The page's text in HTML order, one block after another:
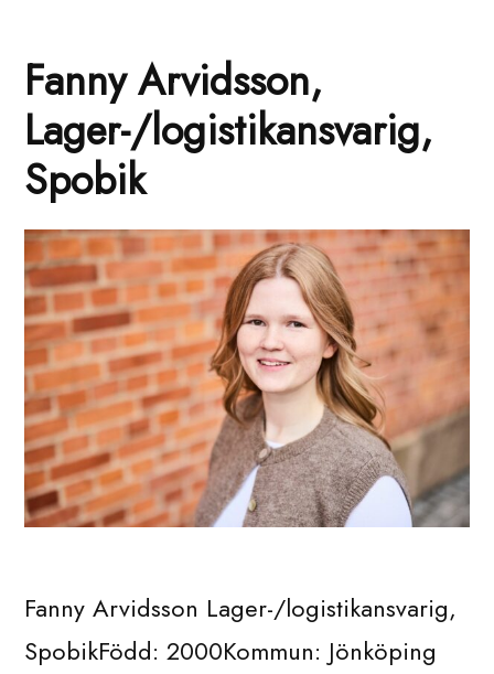
Fanny Arvidsson,
Lager-/logistikansvarig,
Spobik
Fanny Arvidsson Lager-/logistikansvarig,
SpobikFödd: 2000Kommun: Jönköping